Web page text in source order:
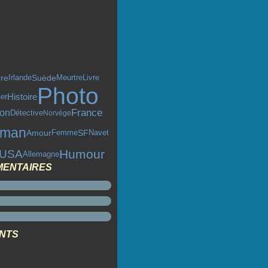
IrlandeSuède MeurtreLivre
HistoirePhoto
DétectiveNorvègeFrance
AmourFemmeSF Navet
USAAllemagneHumour